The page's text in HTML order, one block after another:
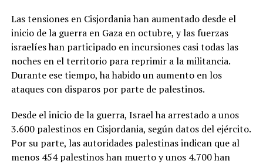
Las tensiones en Cisjordania han aumentado desde el
inicio de la guerra en Gaza en octubre, y las fuerzas
israelíes han participado en incursiones casi todas las
noches en el territorio para reprimir a la militancia.
Durante ese tiempo, ha habido un aumento en los
ataques con disparos por parte de palestinos.
Desde el inicio de la guerra, Israel ha arrestado a unos
3.600 palestinos en Cisjordania, según datos del ejército.
Por su parte, las autoridades palestinas indican que al
menos 454 palestinos han muerto y unos 4.700 han